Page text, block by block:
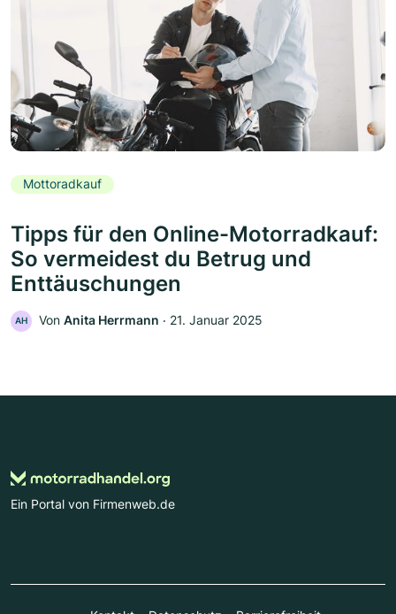
Mottoradkauf
Tipps für den Online-Motorradkauf:
So vermeidest du Betrug und
Enttäuschungen
AH Von Anita Herrmann ‧ 21. Januar 2025
Ein Portal von Firmenweb.de